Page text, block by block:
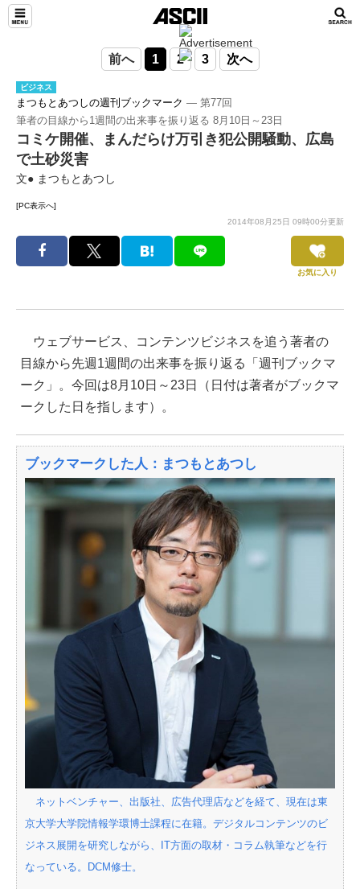
前へ 1 2 3 次へ
ビジネス
まつもとあつしの週刊ブックマーク ― 第77回
筆者の目線から1週間の出来事を振り返る 8月10日～23日
コミケ開催、まんだらけ万引き犯公開騒動、広島
で土砂災害
文● まつもとあつし
[PC表示へ]
2014年08月25日 09時00分更新
お気に入り
ウェブサービス、コンテンツビジネスを追う著者の
目線から先週1週間の出来事を振り返る「週刊ブックマ
ーク」。今回は8月10日～23日（日付は著者がブックマ
ークした日を指します）。
ブックマークした人：まつもとあつし
ネットベンチャー、出版社、広告代理店などを経て、現在は東
京大学大学院情報学環博士課程に在籍。デジタルコンテンツのビ
ジネス展開を研究しながら、IT方面の取材・コラム執筆などを行
なっている。DCM修士。